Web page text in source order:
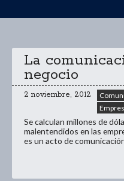
Blog
Contacto
La
negocio
2 noviembre, 2012
Se calculan millones de
malentendidos en las
es un acto de